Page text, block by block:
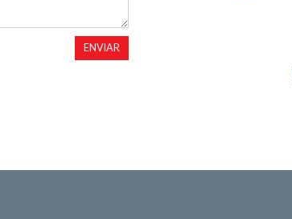
ENVIAR